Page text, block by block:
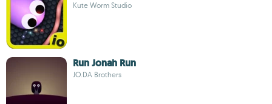
Kute Worm Studio
Run Jonah Run
JO.DA Brothers